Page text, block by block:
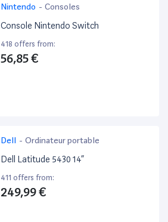
Nintendo - Consoles
Console Nintendo Switch
418 offers from:
56,85 €
Dell - Ordinateur portable
Dell Latitude 5430 14”
411 offers from:
249,99 €